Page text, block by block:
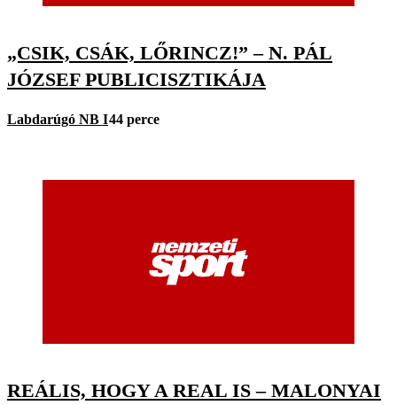
„CSIK, CSÁK, LŐRINCZ!” – N. PÁL
JÓZSEF PUBLICISZTIKÁJA
Labdarúgó NB I44 perce
REÁLIS, HOGY A REAL IS – MALONYAI